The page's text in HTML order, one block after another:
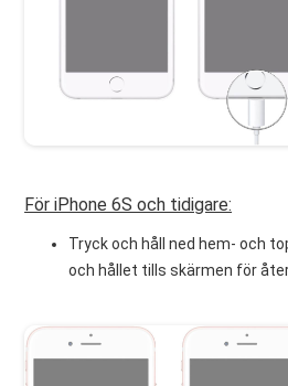
För iPhone 6S och tidigare:
Tryck och håll ned hem- och
och hållet tills skärmen för